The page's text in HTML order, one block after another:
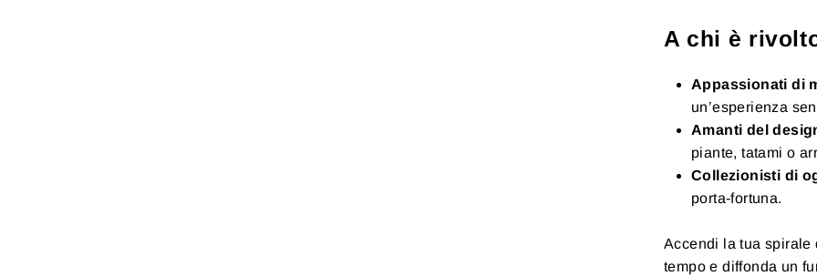
A chi è
Appassionati di
un’esperienza
Amanti del
piante, tatami o
Collezionisti di
porta-fortuna.
Accendi la tua spirale
tempo e diffonda un